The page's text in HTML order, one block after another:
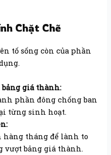
Chặt Chẽ
tố sống còn của phần
bảng giá thành:
phần đông chống ban
từng sinh hoạt.
hàng tháng để lành to
vượt bảng giá thành.